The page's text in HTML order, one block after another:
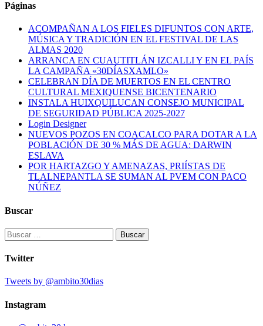
Páginas
ACOMPAÑAN A LOS FIELES DIFUNTOS CON ARTE,
MÚSICA Y TRADICIÓN EN EL FESTIVAL DE LAS
ALMAS 2020
ARRANCA EN CUAUTITLÁN IZCALLI Y EN EL PAÍS
LA CAMPAÑA «30DÍASXAMLO»
CELEBRAN DÍA DE MUERTOS EN EL CENTRO
CULTURAL MEXIQUENSE BICENTENARIO
INSTALA HUIXQUILUCAN CONSEJO MUNICIPAL
DE SEGURIDAD PÚBLICA 2025-2027
Login Designer
NUEVOS POZOS EN COACALCO PARA DOTAR A LA
POBLACIÓN DE 30 % MÁS DE AGUA: DARWIN
ESLAVA
POR HARTAZGO Y AMENAZAS, PRIÍSTAS DE
TLALNEPANTLA SE SUMAN AL PVEM CON PACO
NÚÑEZ
Buscar
Buscar:
Twitter
Tweets by @ambito30dias
Instagram